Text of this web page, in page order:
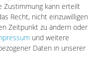
Zustimmung kann erteilt
Recht, nicht einzuwilligen
Zeitpunkt zu ändern oder
und weitere
Daten in unserer